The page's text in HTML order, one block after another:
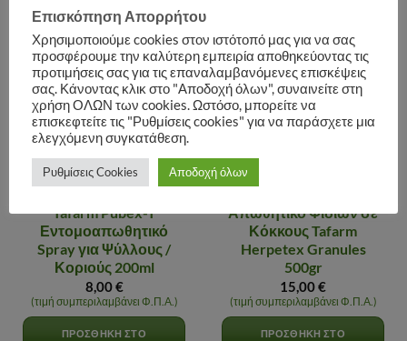
Αγαπημένα
Tafarm Pubex-T
Εντομοαπωθητικό
Spray για Ψύλλους /
Κοριούς 200ml
8,00€
(τιμή συμπεριλαμβάνει Φ.Π.Α.)
ΠΡΟΣΘΉΚΗ ΣΤΟ
Αγαπημένα
Απωθητικό Φιδιών σε
Κόκκους Tafarm
Herpetex Granules
500gr
15,00€
(τιμή συμπεριλαμβάνει Φ.Π.Α.)
ΠΡΟΣΘΉΚΗ ΣΤΟ
Επισκόπηση Απορρήτου
Χρησιμοποιούμε cookies στον ιστότοπό μας για να σας
προσφέρουμε την καλύτερη εμπειρία αποθηκεύοντας τις
προτιμήσεις σας για τις επαναλαμβανόμενες επισκέψεις
σας. Κάνοντας κλικ στο "Αποδοχή όλων", συναινείτε στη
χρήση ΟΛΩΝ των cookies. Ωστόσο, μπορείτε να
επισκεφτείτε τις "Ρυθμίσεις cookies" για να παράσχετε μια
ελεγχόμενη συγκατάθεση.
Ρυθμίσεις Cookies Αποδοχή όλων